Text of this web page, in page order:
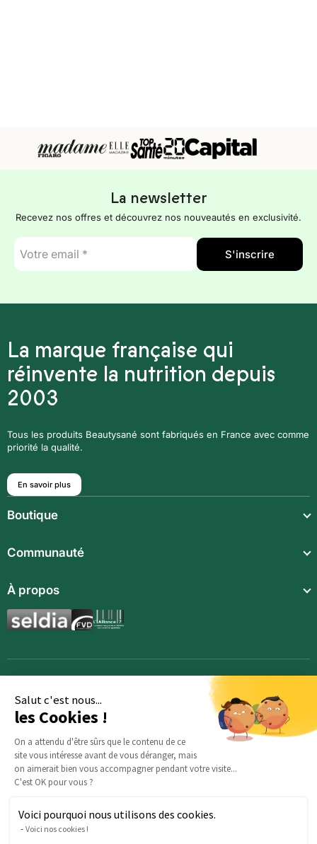
Salut c'est nous...
les Cookies !
On a attendu d'être sûrs que le contenu de ce
site vous intéresse avant de vous déranger, mais
on aimerait bien vous accompagner pendant votre visite...
C'est OK pour vous ?
Voici pourquoi nous utilisons des cookies.
Voici nos cookies !
La newsletter
Recevez nos offres et découvrez nos nouveautés en exclusivité.
E-
mail
*
S'inscrire
La marque française qui
réinvente la nutrition depuis
2003
Tous les produits Beautysané sont fabriqués en France avec comme
priorité la qualité.
En savoir plus
Boutique
Compléments alimentaires
Boissons techniques
Communauté
À propos
Des questions sur votre commande ? : Notre équipe est là